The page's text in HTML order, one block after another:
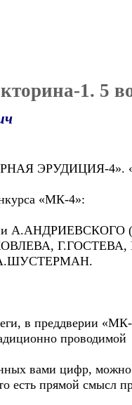
1. 5
ЭРУДИЦИЯ-4».
«МК-4»:
в преддверии «МК-
вами цифр, можно
есть прямой